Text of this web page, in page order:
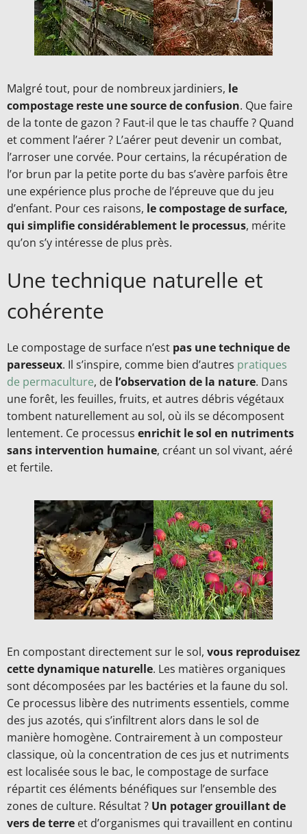
Malgré tout, pour de nombreux jardiniers, le
compostage reste une source de confusion. Que faire
de la tonte de gazon ? Faut-il que le tas chauffe ? Quand
et comment l’aérer ? L’aérer peut devenir un combat,
l’arroser une corvée. Pour certains, la récupération de
l’or brun par la petite porte du bas s’avère parfois être
une expérience plus proche de l’épreuve que du jeu
d’enfant. Pour ces raisons, le compostage de surface,
qui simplifie considérablement le processus, mérite
qu’on s’y intéresse de plus près.
Une technique naturelle et
cohérente
Le compostage de surface n’est pas une technique de
paresseux. Il s’inspire, comme bien d’autres pratiques
de permaculture, de l’observation de la nature. Dans
une forêt, les feuilles, fruits, et autres débris végétaux
tombent naturellement au sol, où ils se décomposent
lentement. Ce processus enrichit le sol en nutriments
sans intervention humaine, créant un sol vivant, aéré
et fertile.
En compostant directement sur le sol, vous reproduisez
cette dynamique naturelle. Les matières organiques
sont décomposées par les bactéries et la faune du sol.
Ce processus libère des nutriments essentiels, comme
des jus azotés, qui s’infiltrent alors dans le sol de
manière homogène. Contrairement à un composteur
classique, où la concentration de ces jus et nutriments
est localisée sous le bac, le compostage de surface
répartit ces éléments bénéfiques sur l’ensemble des
zones de culture. Résultat ? Un potager grouillant de
vers de terre et d’organismes qui travaillent en continu